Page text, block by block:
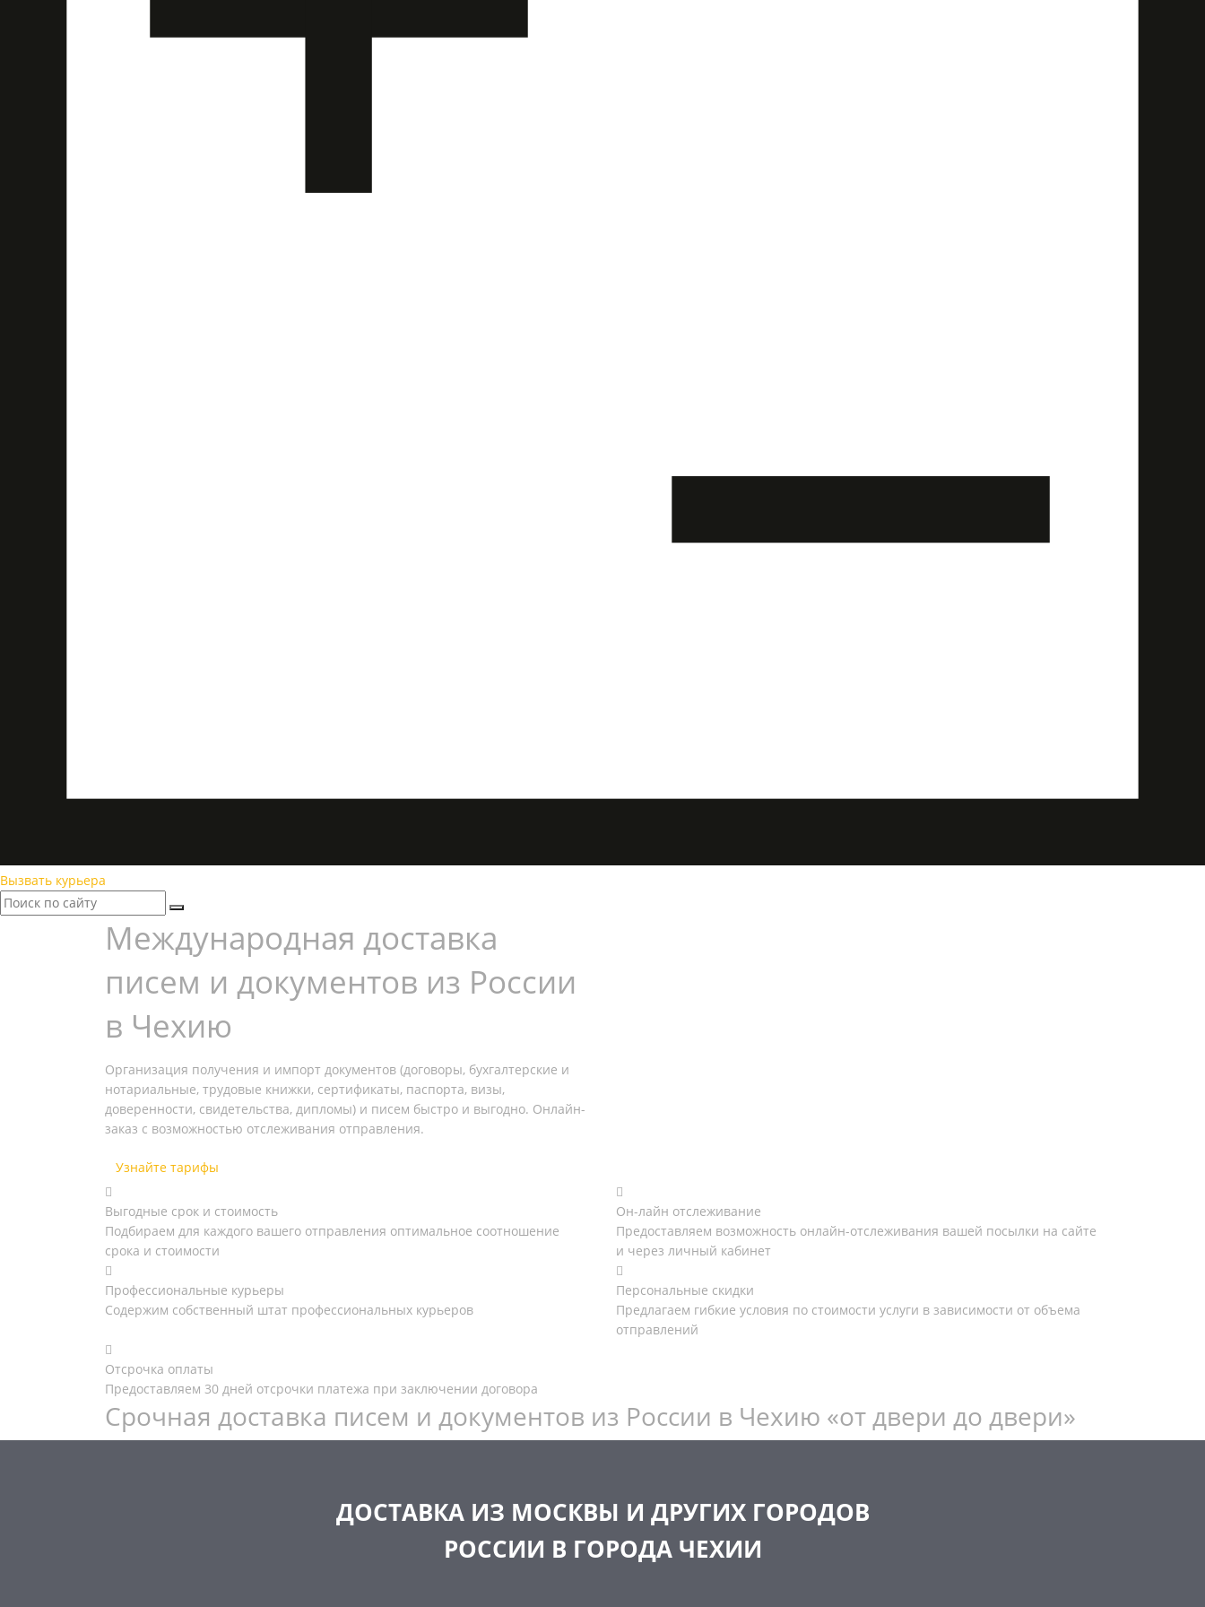
Вызвать курьера
Международная доставка
писем и документов из России
в Чехию
Организация получения и импорт документов (договоры, бухгалтерские и
нотариальные, трудовые книжки, сертификаты, паспорта, визы,
доверенности, свидетельства, дипломы) и писем быстро и выгодно. Онлайн-
заказ с возможностью отслеживания отправления.
Узнайте тарифы
Выгодные срок и стоимость
Подбираем для каждого вашего отправления оптимальное соотношение
срока и стоимости
Он-лайн отслеживание
Предоставляем возможность онлайн-отслеживания вашей посылки на сайте
и через личный кабинет
Профессиональные курьеры
Содержим собственный штат профессиональных курьеров
Персональные скидки
Предлагаем гибкие условия по стоимости услуги в зависимости от объема
отправлений
Отсрочка оплаты
Предоставляем 30 дней отсрочки платежа при заключении договора
Срочная доставка писем и документов из России в Чехию «от двери до двери»
ДОСТАВКА ИЗ МОСКВЫ И ДРУГИХ ГОРОДОВ
РОССИИ В ГОРОДА ЧЕХИИ